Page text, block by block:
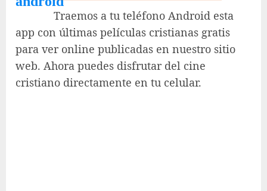
Traemos a tu teléfono Android esta
app con últimas películas cristianas gratis
para ver online publicadas en nuestro sitio
web. Ahora puedes disfrutar del cine
cristiano directamente en tu celular.